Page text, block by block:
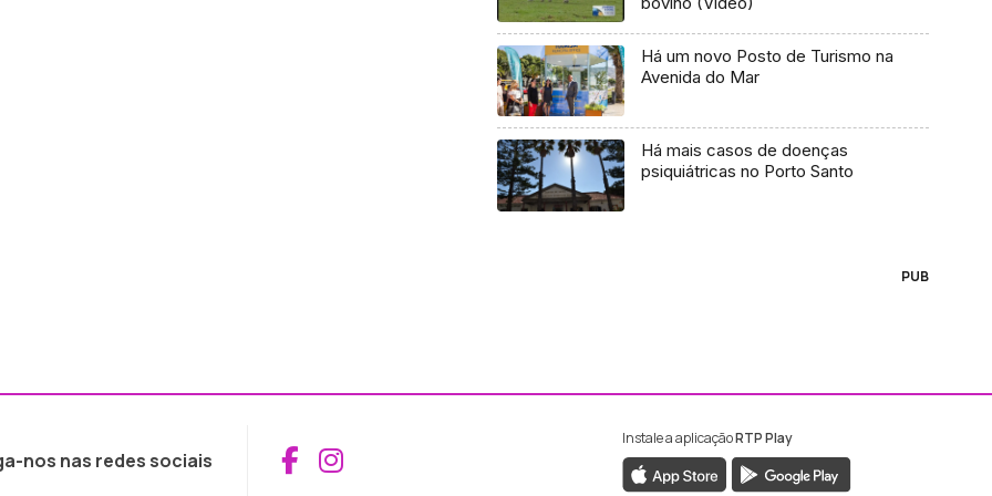
Há um novo Posto de Turismo na
Avenida do Mar
Há mais casos de doenças
psiquiátricas no Porto Santo
PUB
nos nas redes sociais Aceder ao Facebook da RTP Madeira
Aceder ao Instagram da RTP Madeira
Instale a aplicaçãoRTP Play